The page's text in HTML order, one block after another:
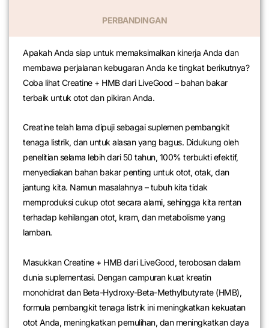
PERBANDINGAN
Apakah Anda siap untuk memaksimalkan kinerja Anda dan
membawa perjalanan kebugaran Anda ke tingkat berikutnya?
Coba lihat Creatine + HMB dari LiveGood – bahan bakar
terbaik untuk otot dan pikiran Anda.
Creatine telah lama dipuji sebagai suplemen pembangkit
tenaga listrik, dan untuk alasan yang bagus. Didukung oleh
penelitian selama lebih dari 50 tahun, 100% terbukti efektif,
menyediakan bahan bakar penting untuk otot, otak, dan
jantung kita. Namun masalahnya – tubuh kita tidak
memproduksi cukup otot secara alami, sehingga kita rentan
terhadap kehilangan otot, kram, dan metabolisme yang
lamban.
Masukkan Creatine + HMB dari LiveGood, terobosan dalam
dunia suplementasi. Dengan campuran kuat kreatin
monohidrat dan Beta-Hydroxy-Beta-Methylbutyrate (HMB),
formula pembangkit tenaga listrik ini meningkatkan kekuatan
otot Anda, meningkatkan pemulihan, dan meningkatkan daya